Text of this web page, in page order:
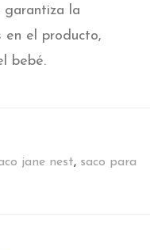
garantiza la
en el producto,
bebé.
jane nest, saco para